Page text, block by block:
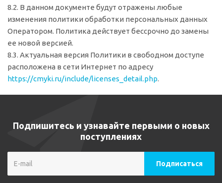
8.2. В данном документе будут отражены любые
изменения политики обработки персональных данных
Оператором. Политика действует бессрочно до замены
ее новой версией.
8.3. Актуальная версия Политики в свободном доступе
расположена в сети Интернет по адресу
https://cmyki.ru/include/licenses_detail.php.
Подпишитесь и узнавайте первыми о новых
поступлениях